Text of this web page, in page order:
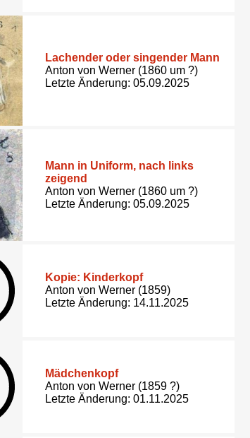
Lachender oder singender Mann
Anton von Werner (1860 um ?)
Letzte Änderung: 05.09.2025
Mann in Uniform, nach links
zeigend
Anton von Werner (1860 um ?)
Letzte Änderung: 05.09.2025
Kopie: Kinderkopf
Anton von Werner (1859)
Letzte Änderung: 14.11.2025
Mädchenkopf
Anton von Werner (1859 ?)
Letzte Änderung: 01.11.2025